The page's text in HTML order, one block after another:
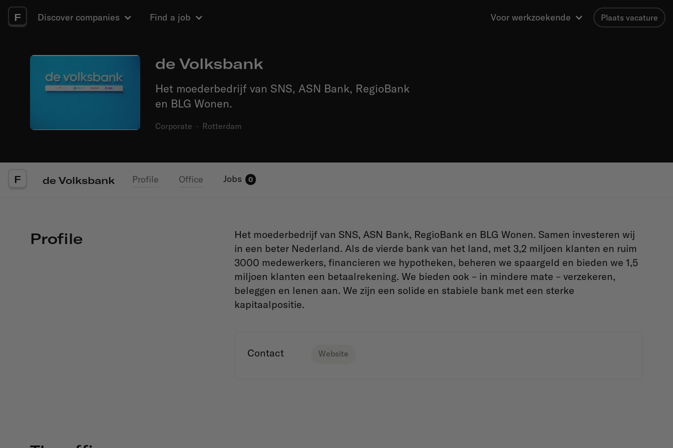
F Discover companies Find a job Voor werkzoekende Plaats vacature
de Volksbank
Het moederbedrijf van SNS, ASN Bank, RegioBank
en BLG Wonen.
Corporate · Rotterdam
F de Volksbank Profile Office Jobs 0
Profile
Het moederbedrijf van SNS, ASN Bank, RegioBank en BLG Wonen. Samen investeren wij
in een beter Nederland. Als de vierde bank van het land, met 3,2 miljoen klanten en ruim
3000 medewerkers, financieren we hypotheken, beheren we spaargeld en bieden we 1,5
miljoen klanten een betaalrekening. We bieden ook – in mindere mate – verzekeren,
beleggen en lenen aan. We zijn een solide en stabiele bank met een sterke
kapitaalpositie.
Contact Website